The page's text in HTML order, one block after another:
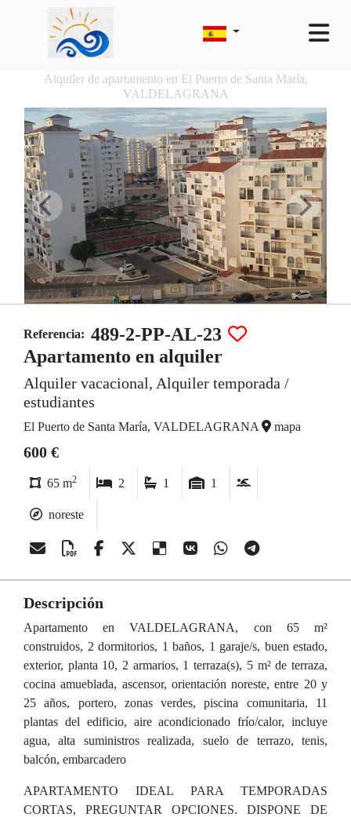
Alquiler de apartamento en El Puerto de Santa María,
VALDELAGRANA
Referencia: 489-2-PP-AL-23
Apartamento en alquiler
Alquiler vacacional, Alquiler temporada /
estudiantes
El Puerto de Santa María, VALDELAGRANA mapa
600 €
65 m2 2 1 1
noreste
Descripción
Apartamento en VALDELAGRANA, con 65 m²
construidos, 2 dormitorios, 1 baños, 1 garaje/s, buen estado,
exterior, planta 10, 2 armarios, 1 terraza(s), 5 m² de terraza,
cocina amueblada, ascensor, orientación noreste, entre 20 y
25 años, portero, zonas verdes, piscina comunitaria, 11
plantas del edificio, aire acondicionado frío/calor, incluye
agua, alta suministros realizada, suelo de terrazo, tenis,
balcón, embarcadero
APARTAMENTO IDEAL PARA TEMPORADAS
CORTAS, PREGUNTAR OPCIONES. DISPONE DE